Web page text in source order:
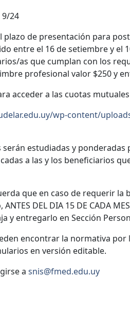
24
de presentación para
entre el 16 de setiembre y el
as que cumplan con los
profesional valor $250 y
acceder a las cuotas
wp-content/
serán estudiadas y
a las y los beneficiarios
que en caso de requerir
DEL DIA 15 DE CADA
y entregarlo en Sección
encontrar la normativa
en versión editable.
a snis@fmed.edu.uy